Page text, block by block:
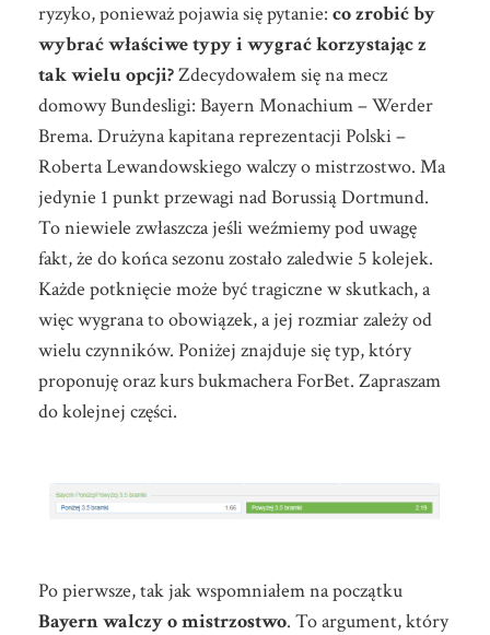
ryzyko, ponieważ pojawia się pytanie: co zrobić by
wybrać właściwe typy i wygrać korzystając z
tak wielu opcji?Zdecydowałem się na mecz
domowy Bundesligi: Bayern Monachium – Werder
Brema. Drużyna kapitana reprezentacji Polski –
Roberta Lewandowskiego walczy o mistrzostwo. Ma
jedynie 1 punkt przewagi nad Borussią Dortmund.
To niewiele zwłaszcza jeśli weźmiemy pod uwagę
fakt, że do końca sezonu zostało zaledwie 5 kolejek.
Każde potknięcie może być tragiczne w skutkach, a
więc wygrana to obowiązek, a jej rozmiar zależy od
wielu czynników. Poniżej znajduje się typ, który
proponuję oraz kurs bukmachera ForBet. Zapraszam
do kolejnej części.
Po pierwsze, tak jak wspomniałem na początku
Bayern walczy o mistrzostwo. To argument, który